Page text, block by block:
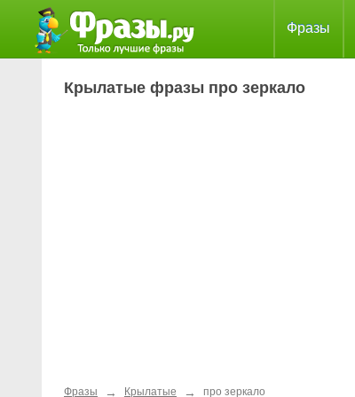
Фразы
Крылатые фразы про зеркало
Фразы → Крылатые → про зеркало